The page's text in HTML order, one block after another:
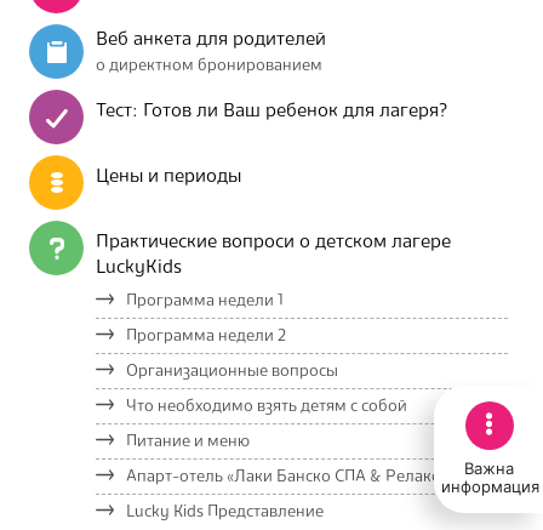
Важна
информация
Веб анкета для родителей
о директном бронированием
Тест: Готов ли Ваш ребенок для лагеря?
Цены и периоды
Практические вопроси о детском лагере
LuckyKids
Программа недели 1
Программа недели 2
Организационные вопросы
Что необходимо взять детям с собой
Питание и меню
Апарт-отель «Лаки Банско СПА & Релакс»
Lucky Kids Представление